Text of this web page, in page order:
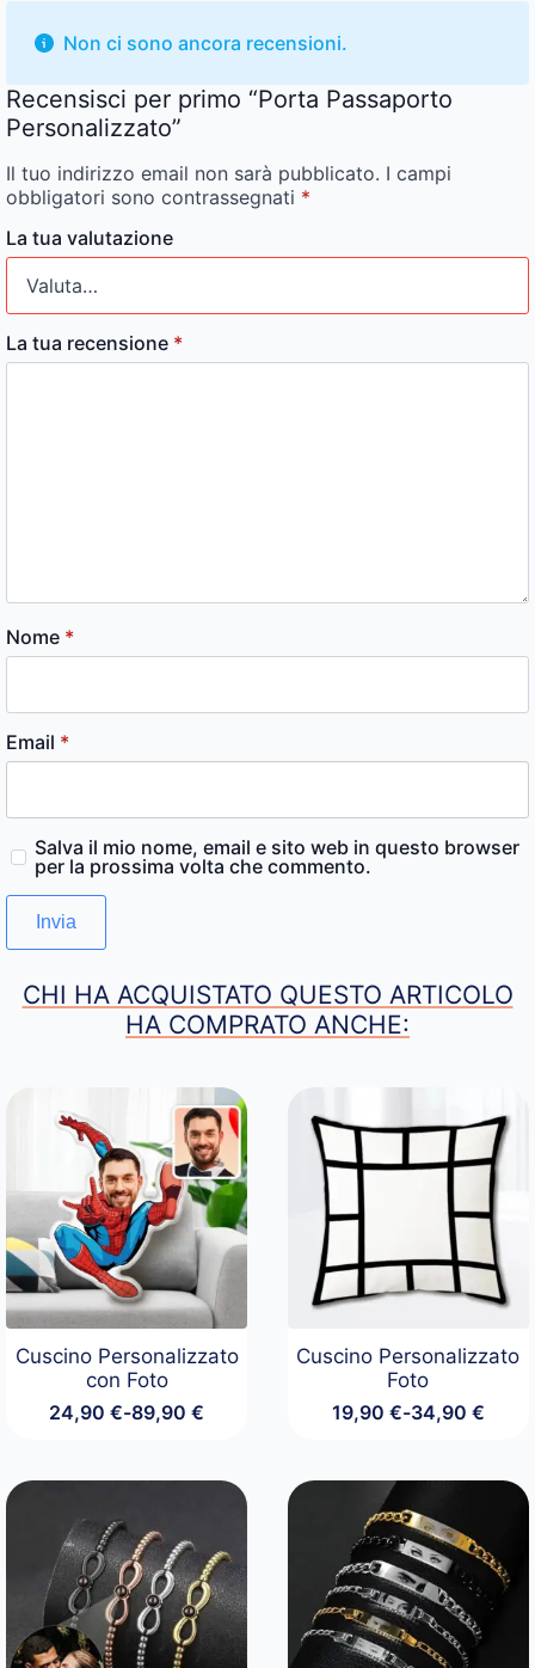
Non ci sono ancora recensioni.
Recensisci per primo “Porta Passaporto
Personalizzato”
Il tuo indirizzo email non sarà pubblicato. I campi
obbligatori sono contrassegnati *
La tua valutazione
La tua recensione *
Nome *
Email *
Salva il mio nome, email e sito web in questo browser
per la prossima volta che commento.
CHI HA ACQUISTATO QUESTO ARTICOLO
HA COMPRATO ANCHE:
Cuscino Personalizzato
con Foto
24,90€-89,90€
Fascia
a
89,90 €
Cuscino Personalizzato
Foto
19,90 €-34,90 €
Fascia
19,90 €
a
34,90 €